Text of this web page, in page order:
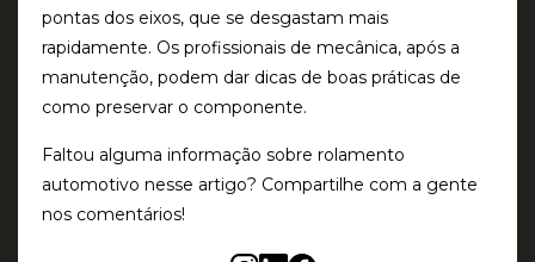
pontas dos eixos, que se desgastam mais
rapidamente. Os profissionais de mecânica, após a
manutenção, podem dar dicas de boas práticas de
como preservar o componente.
Faltou alguma informação sobre rolamento
automotivo nesse artigo? Compartilhe com a gente
nos comentários!